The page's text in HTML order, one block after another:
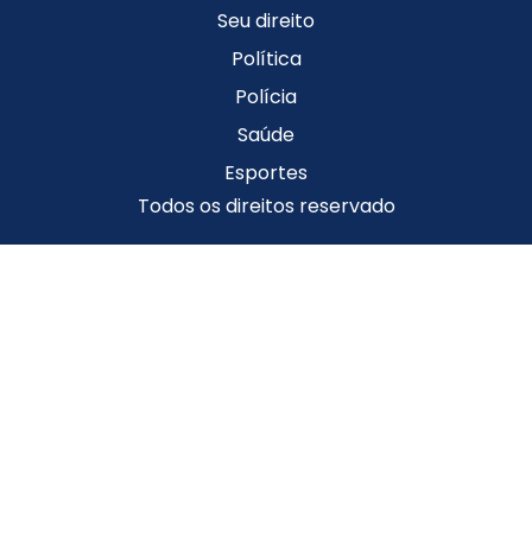
Seu direito
Política
Polícia
Saúde
Esportes
Todos os direitos reservado